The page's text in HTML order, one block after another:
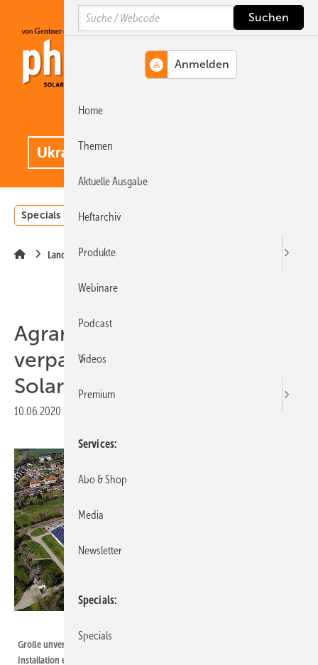
Hauptinhalt
Hauptmenü
SiteSearch
Specials Einstrahlungsatlas
Landwirtschaft
Agrargenossenschaften
verpachten Dächer für
Solaranlagen
10.06.2020
Große unverschattete Dächer sind die beste Voraussetzung für die
Installation einer Solaranlage. Die Pacht wird zum zweiten wirtschaftlichen
Search
Home
Themen
Aktuelle Ausgabe
Heftarchiv
Produkte
Webinare
Podcast
Videos
Premium
Services
Abo & Shop
Media
Newsletter
Specials
Specials